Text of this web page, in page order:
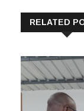
RELATED